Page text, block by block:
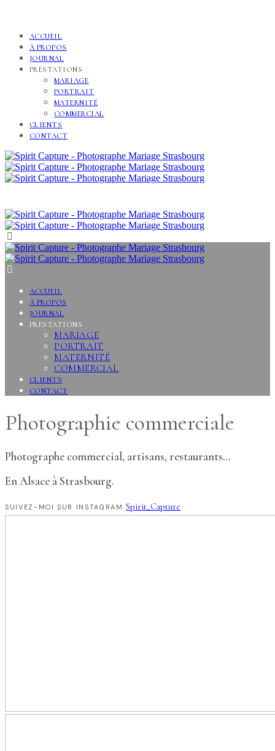
ACCUEIL
À PROPOS
JOURNAL
PRESTATIONS
MARIAGE
PORTRAIT
MATERNITÉ
COMMERCIAL
CLIENTS
CONTACT
ACCUEIL
À PROPOS
JOURNAL
PRESTATIONS
MARIAGE
PORTRAIT
MATERNITÉ
COMMERCIAL
CLIENTS
CONTACT
Photographie commerciale
Photographe commercial, artisans, restaurants…
En Alsace à Strasbourg.
SUIVEZ-MOI SUR INSTAGRAMSpirit_Capture